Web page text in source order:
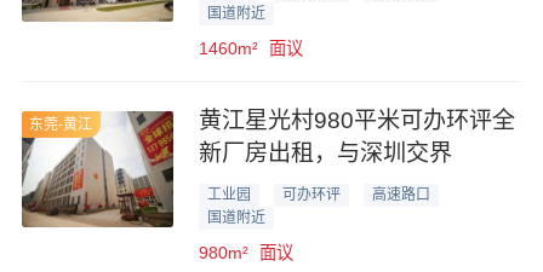
国道附近
1460m² 面议
东莞-黄江
黄江星光村980平米可办环评全
新厂房出租，与深圳交界
工业园 可办环评
高速路口
国道附近
980m² 面议